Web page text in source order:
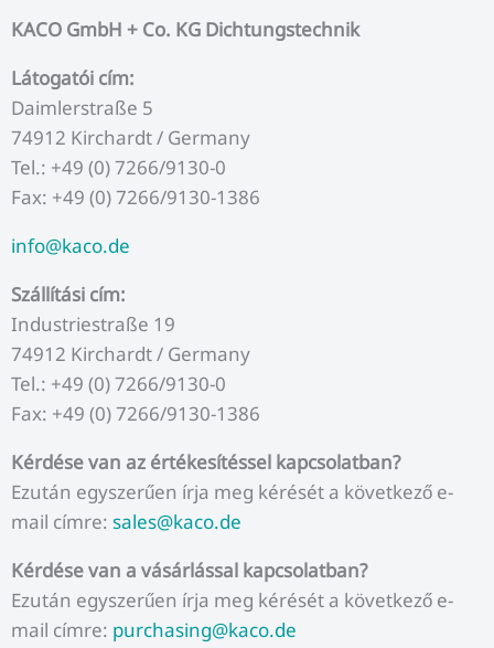
o
o
k
e
r
b g
KACO GmbH + Co. KG Dichtungstechnik
Látogatói cím:
Daimlerstraße 5
74912 Kirchardt / Germany
Tel.: +49 (0) 7266/9130-0
Fax: +49 (0) 7266/9130-1386
info@kaco.de
Szállítási cím:
Industriestraße 19
74912 Kirchardt / Germany
Tel.: +49 (0) 7266/9130-0
Fax: +49 (0) 7266/9130-1386
Kérdése van az értékesítéssel kapcsolatban?
Ezután egyszerűen írja meg kérését a következő e-
mail címre: sales@kaco.de
Kérdése van a vásárlással kapcsolatban?
Ezután egyszerűen írja meg kérését a következő e-
mail címre: purchasing@kaco.de